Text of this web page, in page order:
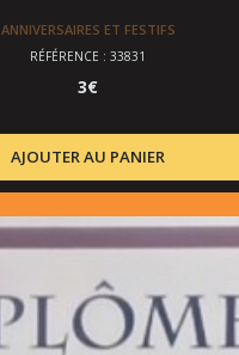
ANNIVERSAIRES ET FESTIFS
RÉFÉRENCE : 33831
3€
AJOUTER AU PANIER